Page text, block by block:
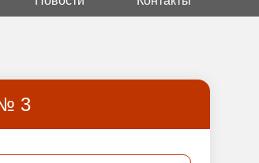
№ 3